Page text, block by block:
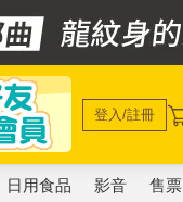
登入/註冊
日用食品 影音 售票